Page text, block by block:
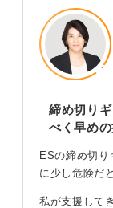
締め切り
べく早め
ESの締め切
に少し危険だ
私が支援して